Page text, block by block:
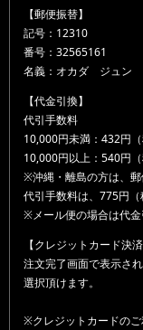
【郵便振替】
記号：12310
番号：32565161
名義：オカダ ジュン
【代金引換】
代引手数料
10,000円未満：432円（
10,000円以上：540円（
※沖縄・離島の方は、郵
代引手数料は、775円（
※メール便の場合は代金
【クレジットカード決済
注文完了画面で表示さ
選択頂けます。
※クレジットカードの